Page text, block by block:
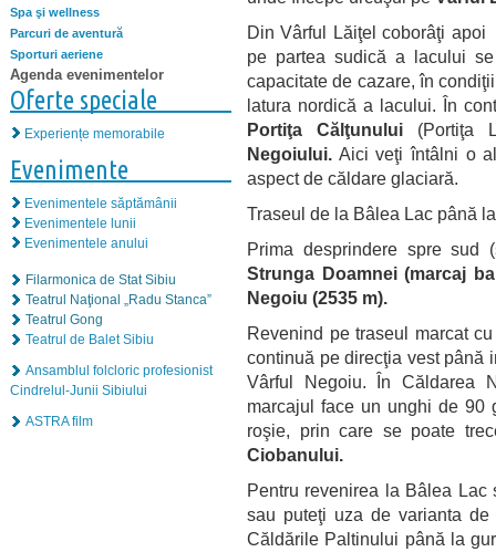
Spa şi wellness
Parcuri de aventură
Sporturi aeriene
Agenda evenimentelor
Oferte speciale
Experiențe memorabile
Evenimente
Evenimentele săptămânii
Evenimentele lunii
Evenimentele anului
Filarmonica de Stat Sibiu
Teatrul Naţional „Radu Stanca”
Teatrul Gong
Teatrul de Balet Sibiu
Ansamblul folcloric profesionist
Cindrelul-Junii Sibiului
ASTRA film
Din Vârful Lăiţel coborâţi
pe partea sudică a lacului
capacitate de cazare, în
latura nordică a lacului. În
Portiţa Călţunului(Portiţa
Negoiului. Aici veţi întâlni o
aspect de căldare glaciară.
Traseul de la Bâlea Lac până
Prima desprindere spre sud
Strunga Doamnei(marcaj
Negoiu (2535 m).
Revenind pe traseul marcat
continuă pe direcţia vest până
Vârful Negoiu. În Căldarea
marcajul face un unghi de 90
roşie, prin care se poate
Ciobanului.
Pentru revenirea la Bâlea
sau puteţi uza de varianta
Căldările Paltinului până la